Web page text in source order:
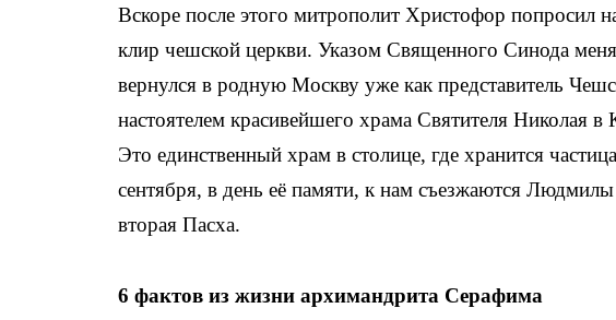
Вскоре после этого митрополит Христофор попросил
клир чешской церкви. Указом Священного Синода
вернулся в родную Москву уже как представитель
настоятелем красивейшего храма Святителя Николая
Это единственный храм в столице, где хранится
сентября, в день её памяти, к нам съезжаются
вторая Пасха.
6 фактов из жизни архимандрита Серафима